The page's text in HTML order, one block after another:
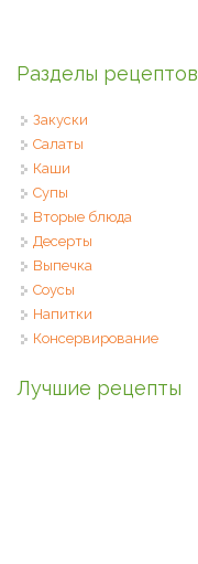
Разделы рецептов
Закуски
Салаты
Каши
Супы
Вторые блюда
Десерты
Выпечка
Соусы
Напитки
Консервирование
Лучшие рецепты